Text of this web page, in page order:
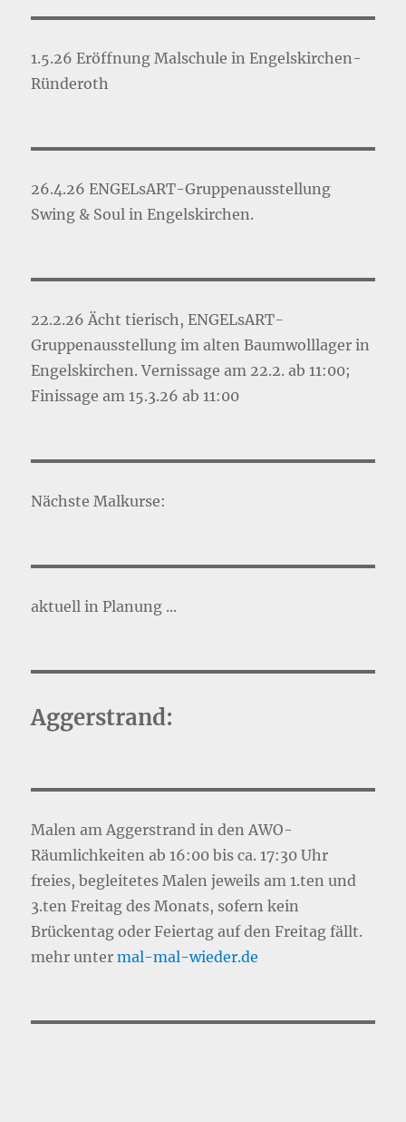
1.5.26 Eröffnung Malschule in Engelskirchen-
Ründeroth
26.4.26 ENGELsART-Gruppenausstellung
Swing & Soul in Engelskirchen.
22.2.26 Ächt tierisch, ENGELsART-
Gruppenausstellung im alten Baumwolllager in
Engelskirchen. Vernissage am 22.2. ab 11:00;
Finissage am 15.3.26 ab 11:00
Nächste Malkurse:
aktuell in Planung ...
Aggerstrand:
Malen am Aggerstrand in den AWO-
Räumlichkeiten ab 16:00 bis ca. 17:30 Uhr
freies, begleitetes Malen jeweils am 1.ten und
3.ten Freitag des Monats, sofern kein
Brückentag oder Feiertag auf den Freitag fällt.
mehr untermal-mal-wieder.de